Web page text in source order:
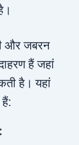
और जबरन
हैं जहां
है। यहां